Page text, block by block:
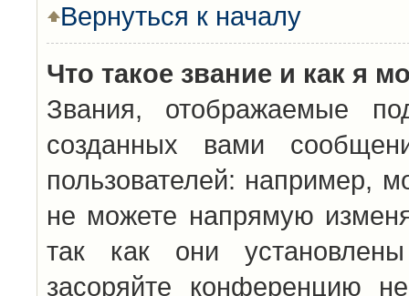
Вернуться к началу
Что такое звание и как я
Звания, отображаемые
созданных вами
пользователей: например,
не можете напрямую
так как они
засоряйте конференцию